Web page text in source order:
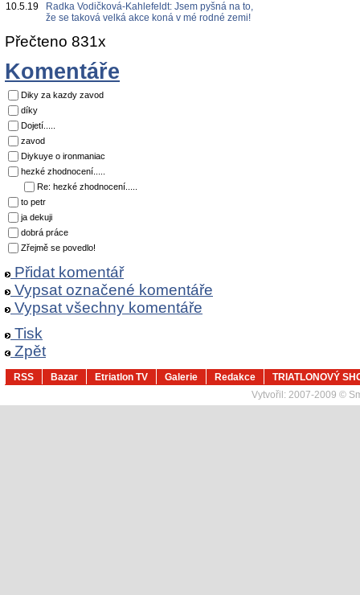
10.5.19
Radka Vodičková-Kahlefeldt: Jsem pyšná na to,
že se taková velká akce koná v mé rodné zemi!
Přečteno 831x
Komentáře
Diky za kazdy zavod
díky
Dojetí.....
zavod
Diykuye o ironmaniac
hezké zhodnocení.....
Re: hezké zhodnocení.....
to petr
ja dekuji
dobrá práce
Zřejmě se povedlo!
Přidat komentář
Vypsat označené komentáře
Vypsat všechny komentáře
Tisk
Zpět
RSS Bazar Etriatlon TV Galerie Redakce
TRIATLONOVÝ
Vytvořil: 2007-2009 ©